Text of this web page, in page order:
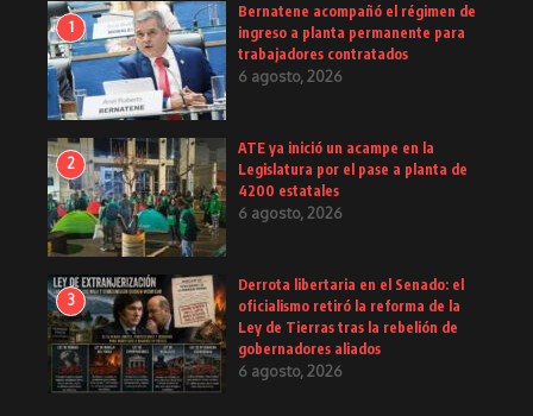
1
Bernatene acompañó el régimen de
ingreso a planta permanente para
trabajadores contratados
6 agosto, 2026
2
ATE ya inició un acampe en la
Legislatura por el pase a planta de
4200 estatales
6 agosto, 2026
3
Derrota libertaria en el Senado: el
oficialismo retiró la reforma de la
Ley de Tierras tras la rebelión de
gobernadores aliados
6 agosto, 2026